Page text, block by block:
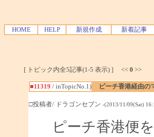
HOME HELP 新規作成 新着記事
[ トピック内全5記事(1-5 表示) ] << 0 >>
■11319 / inTopicNo.1) ピーチ香港経由の
□投稿者/ ドラゴンセブン -(2013/11/09(Sat)
ピーチ香港便